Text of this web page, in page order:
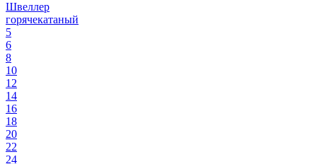
Швеллер
горячекатаный
5
6
8
10
12
14
16
18
20
22
24